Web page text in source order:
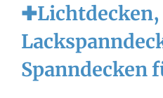
Spanndecken